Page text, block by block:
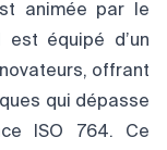
animée par le
est équipé d’un
offrant
qui dépasse
ISO 764. Ce